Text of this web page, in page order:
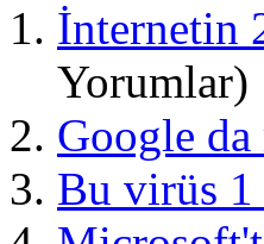
İnternetin
Yorumlar)
Google da
Bu virüs 1